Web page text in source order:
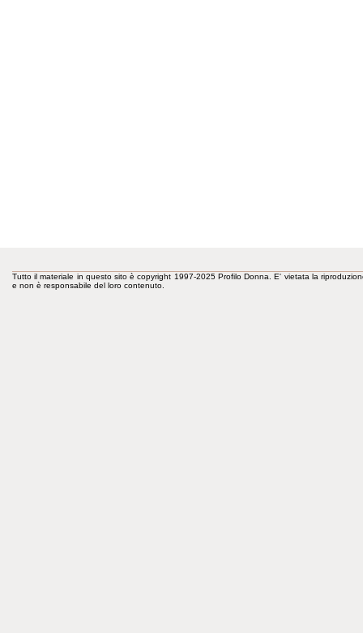
Tutto il materiale in questo sito è copyright 1997-2025 Profilo Donna. E' vietata la
e non è responsabile del loro contenuto.